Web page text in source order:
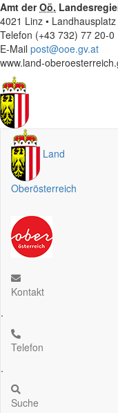
Amt derOö.
4021 Linz • Landhausplatz
Telefon (+43 732) 77 20-0
E-Mail post@ooe.gv.at
www.land-
Land
Oberösterreich
Kontakt
.
Telefon
.
Suche